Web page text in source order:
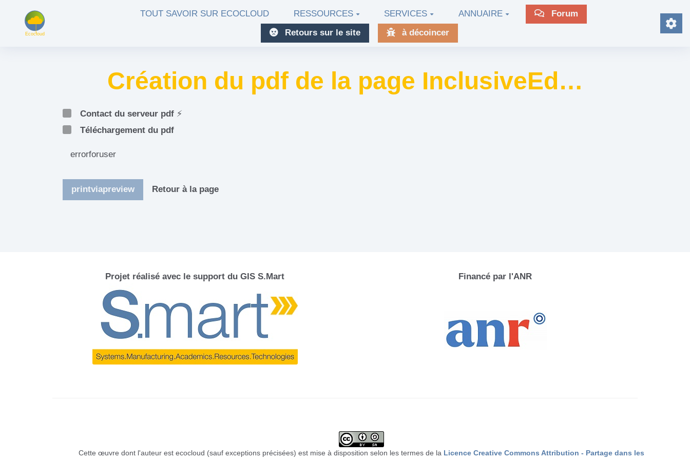
Aller au contenu principal TOUT SAVOIR SUR ECOCLOUD RESSOURCES SERVICES ANNUAIRE
Forum
Retours sur le site
à décoincer
Création du pdf de la page InclusiveEd…
Contact du serveur pdf ⚡
Téléchargement du pdf
errorforuser
printviapreview Retour à la page
Projet réalisé avec le support du GIS S.Mart Financé par l'ANR
Cette œuvre dont l'auteur est ecocloud (sauf exceptions précisées) est mise à disposition selon les termes de la Licence Creative Commons Attribution - Partage dans les